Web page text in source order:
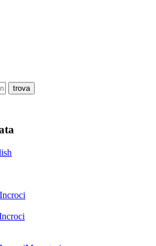
Incroci